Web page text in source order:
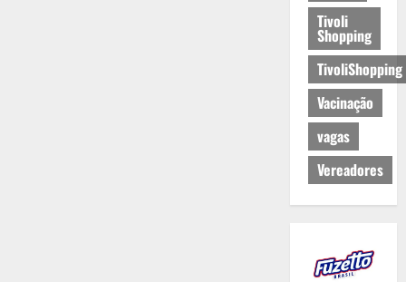
Tivoli
Shopping
TivoliShopping
Vacinação
vagas
Vereadores